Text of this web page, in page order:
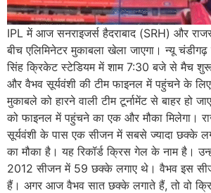
IPL में आज सनराइजर्स हैदराबाद (SRH) और
बीच एलिमिनेटर मुकाबला खेला जाएगा। न्यू चंडीगढ़
सिंह क्रिकेट स्टेडियम में शाम 7:30 बजे से मैच शुरू
और वैभव सूर्यवंशी की टीम फाइनल में पहुंचने के
मुकाबले को हारने वाली टीम टूर्नामेंट से बाहर हो
को फाइनल में पहुंचने का एक और मौका मिलेगा।
सूर्यवंशी के पास एक सीजन में सबसे ज्यादा छक्के
का मौका है। यह रिकॉर्ड क्रिस गेल के नाम है।
2012 सीजन में 59 छक्के लगाए थे। वैभव इस
हैं। अगर आज वैभव सात छक्के लगाते हैं, तो वो